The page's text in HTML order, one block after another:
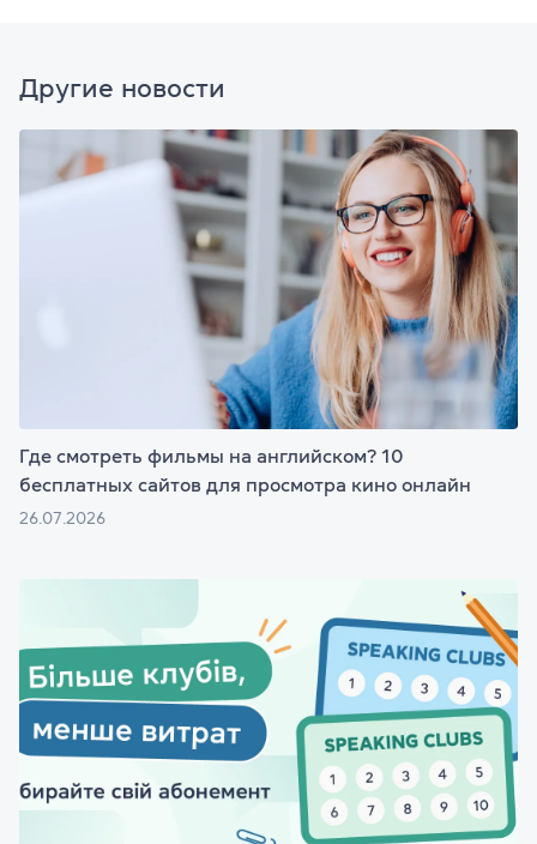
Другие новости
Где смотреть фильмы на английском? 10
бесплатных сайтов для просмотра кино онлайн
26.07.2026